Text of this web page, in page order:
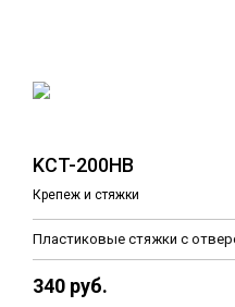
KCT-200HB
Крепеж и стяжки
Пластиковые стяжки c
340 руб.